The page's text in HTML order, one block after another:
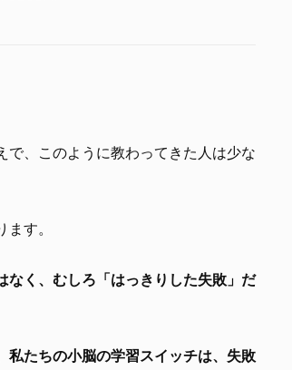
、このように教わってきた人は少な
す。
なく、むしろ「はっきりした失敗」だ
私たちの小脳の学習スイッチは、失敗